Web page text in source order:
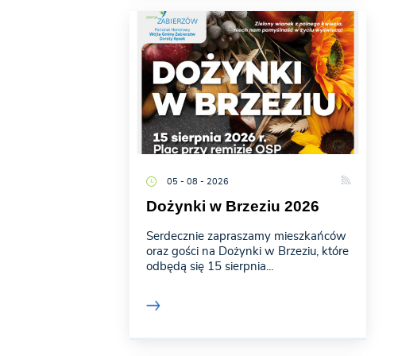
05 - 08 - 2026
Dożynki w Brzeziu 2026
Serdecznie zapraszamy mieszkańców
oraz gości na Dożynki w Brzeziu, które
odbędą się 15 sierpnia...